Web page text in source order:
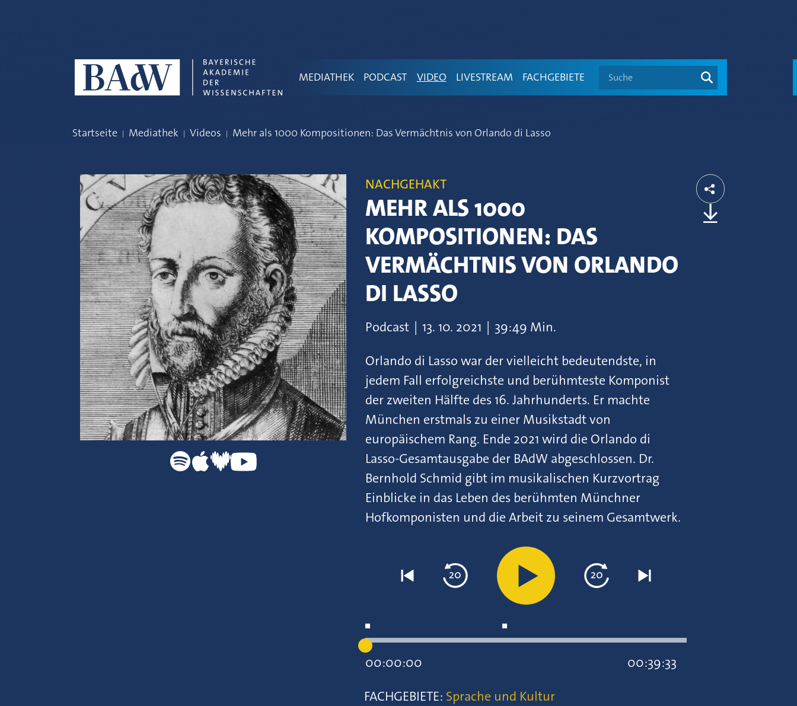
MEDIATHEK PODCAST VIDEO LIVESTREAM FACHGEBIETE Suche
Startseite Mediathek Videos Mehr als 1000 Kompositionen: Das Vermächtnis von Orlando di Lasso
NACHGEHAKT
MEHR ALS 1000
KOMPOSITIONEN: DAS
VERMÄCHTNIS VON ORLANDO
DI LASSO
Podcast | 13. 10. 2021 | 39:49 Min.
Orlando di Lasso war der vielleicht bedeutendste, in
jedem Fall erfolgreichste und berühmteste Komponist
der zweiten Hälfte des 16. Jahrhunderts. Er machte
München erstmals zu einer Musikstadt von
europäischem Rang. Ende 2021 wird die Orlando di
Lasso-Gesamtausgabe der BAdW abgeschlossen. Dr.
Bernhold Schmid gibt im musikalischen Kurzvortrag
Einblicke in das Leben des berühmten Münchner
Hofkomponisten und die Arbeit zu seinem Gesamtwerk.
00:00:00
00:39:33
FACHGEBIETE: Sprache und Kultur